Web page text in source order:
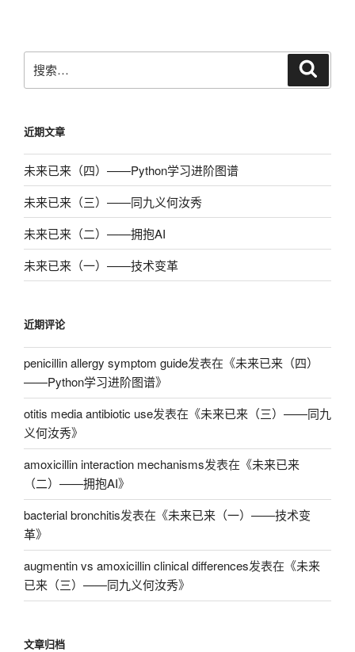
搜
索：
近期文章
未来已来（四）——Python学习进阶图谱
未来已来（三）——同九义何汝秀
未来已来（二）——拥抱AI
未来已来（一）——技术变革
近期评论
penicillin allergy symptom guide发表在《未来已来（四）
——Python学习进阶图谱》
otitis media antibiotic use发表在《未来已来（三）——同九
义何汝秀》
amoxicillin interaction mechanisms发表在《未来已来
（二）——拥抱AI》
bacterial bronchitis发表在《未来已来（一）——技术变
革》
augmentin vs amoxicillin clinical differences发表在《未来
已来（三）——同九义何汝秀》
文章归档